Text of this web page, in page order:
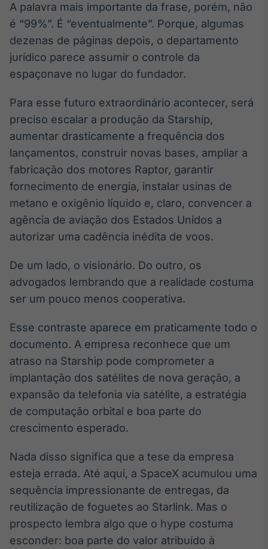
personalizados
Soluções de Dados
Broadcast
OTC
ativos
Broadcast
Datafeed
APIs para
integração de
dados
Broadcast
Cotações e
notícias
Broadcast
Widgets
para conteúdos e
funcionalidades
Broadcast
dados para
displays e telas
Broadcast
Curadoria de
conteúdos
A palavra mais importante da frase, porém, não
é “99%”. É “eventualmente”. Porque, algumas
dezenas de páginas depois, o departamento
jurídico parece assumir o controle da
espaçonave no lugar do fundador.
Para esse futuro extraordinário acontecer, será
preciso escalar a produção da Starship,
aumentar drasticamente a frequência dos
lançamentos, construir novas bases, ampliar a
fabricação dos motores Raptor, garantir
fornecimento de energia, instalar usinas de
metano e oxigênio líquido e, claro, convencer a
agência de aviação dos Estados Unidos a
autorizar uma cadência inédita de voos.
De um lado, o visionário. Do outro, os
advogados lembrando que a realidade costuma
ser um pouco menos cooperativa.
Esse contraste aparece em praticamente todo o
documento. A empresa reconhece que um
atraso na Starship pode comprometer a
implantação dos satélites de nova geração, a
expansão da telefonia via satélite, a estratégia
de computação orbital e boa parte do
crescimento esperado.
Nada disso significa que a tese da empresa
esteja errada. Até aqui, a SpaceX acumulou uma
sequência impressionante de entregas, da
reutilização de foguetes ao Starlink. Mas o
prospecto lembra algo que o hype costuma
esconder: boa parte do valor atribuído à